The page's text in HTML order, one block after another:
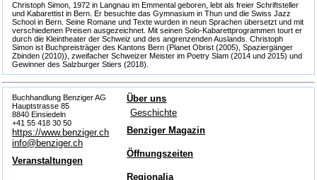
Christoph Simon, 1972 in Langnau im Emmental geboren, lebt als freier Schriftsteller
und Kabarettist in Bern. Er besuchte das Gymnasium in Thun und die Swiss Jazz
School in Bern. Seine Romane und Texte wurden in neun Sprachen übersetzt und mit
verschiedenen Preisen ausgezeichnet. Mit seinen Solo-Kabarettprogrammen tourt er
durch die Kleintheater der Schweiz und des angrenzenden Auslands. Christoph
Simon ist Buchpreisträger des Kantons Bern (Planet Obrist (2005), Spaziergänger
Zbinden (2010)), zweifacher Schweizer Meister im Poetry Slam (2014 und 2015) und
Gewinner des Salzburger Stiers (2018).
Buchhandlung Benziger AG
Hauptstrasse 85
8840 Einsiedeln
+41 55 418 30 50
https://www.benziger.ch
info@benziger.ch
Über uns
Geschichte
Benziger Magazin
Öffnungszeiten
Veranstaltungen
Regionalia